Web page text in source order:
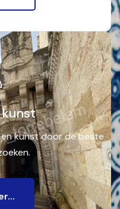
kunst door de beste